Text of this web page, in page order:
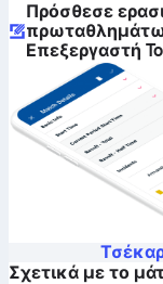
Πρόσθεσε
Επεξεργαστή
Σχετικά με το